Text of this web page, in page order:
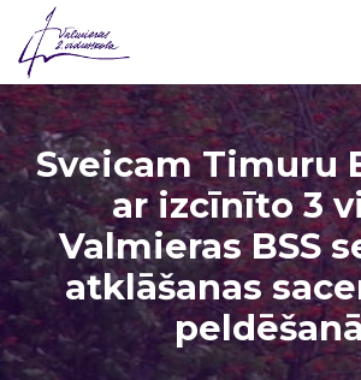
Sveicam Timuru
ar izcīnīto 3
Valmieras BSS
atklāšanas